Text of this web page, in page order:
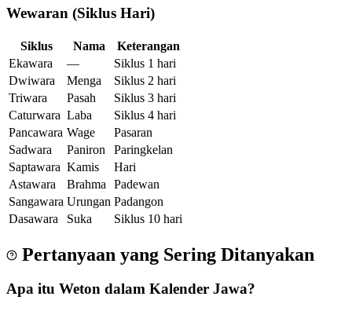
Wewaran (Siklus Hari)
Siklus Nama
Keterangan
Ekawara
—
Siklus 1 hari
Dwiwara
Menga
Siklus 2 hari
Triwara
Pasah
Siklus 3 hari
Caturwara Laba
Siklus 4 hari
Pancawara Wage
Pasaran
Sadwara
Paniron
Paringkelan
Saptawara Kamis
Hari
Astawara
Brahma
Padewan
Sangawara Urungan Padangon
Dasawara
Suka Siklus 10 hari
Pertanyaan yang Sering Ditanyakan
Apa itu Weton dalam Kalender Jawa?